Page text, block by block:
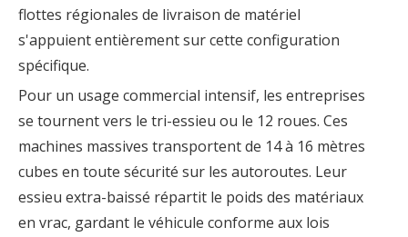
flottes régionales de livraison de matériel
s'appuient entièrement sur cette configuration
spécifique.
Pour un usage commercial intensif, les entreprises
se tournent vers le tri-essieu ou le 12 roues. Ces
machines massives transportent de 14 à 16 mètres
cubes en toute sécurité sur les autoroutes. Leur
essieu extra-baissé répartit le poids des matériaux
en vrac, gardant le véhicule conforme aux lois